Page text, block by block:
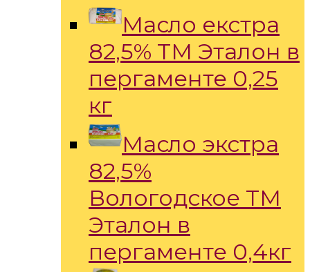
Масло екстра
82,5% ТМ Эталон в
пергаменте 0,25
кг
Масло экстра
82,5%
Вологодское ТМ
Эталон в
пергаменте 0,4кг